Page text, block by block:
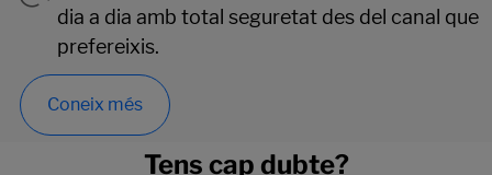
dia a dia amb total seguretat des del canal que
prefereixis.
Coneix més
Tens cap dubte?